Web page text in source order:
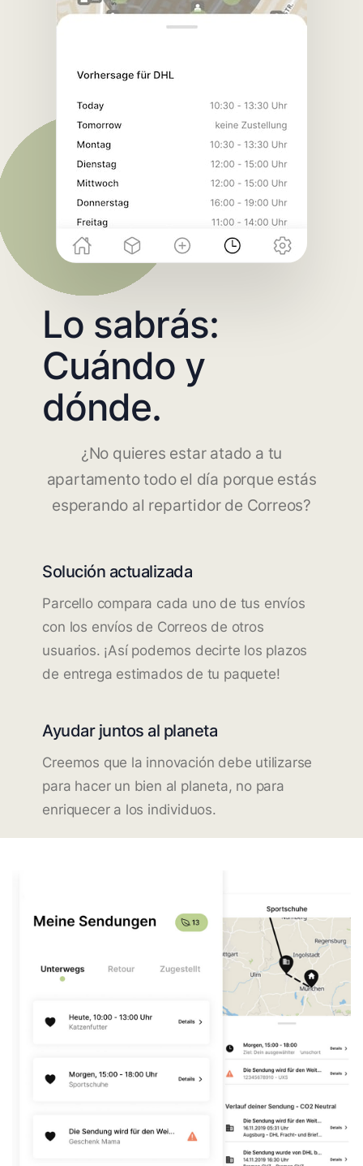
Lo sabrás:
Cuándo y
dónde.
¿No quieres estar atado a tu
apartamento todo el día porque estás
esperando al repartidor de Correos?
Solución actualizada
Parcello compara cada uno de tus envíos
con los envíos de Correos de otros
usuarios. ¡Así podemos decirte los plazos
de entrega estimados de tu paquete!
Ayudar juntos al planeta
Creemos que la innovación debe utilizarse
para hacer un bien al planeta, no para
enriquecer a los individuos.